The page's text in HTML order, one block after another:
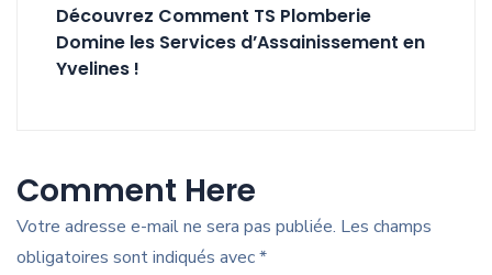
Découvrez Comment TS Plomberie
Domine les Services d’Assainissement en
Yvelines !
Comment Here
Votre adresse e-mail ne sera pas publiée. Les champs
obligatoires sont indiqués avec*